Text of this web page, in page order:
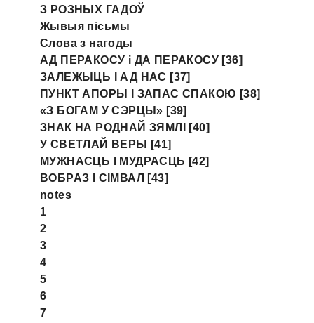
З РОЗНЫХ ГАДОЎ
Жывыя пісьмы
Слова з нагоды
АД ПЕРАКОСУ i ДА ПЕРАКОСУ [36]
ЗАЛЕЖЫЦЬ I АД НАС [37]
ПУНКТ АПОРЫ I ЗАПАС СПАКОЮ [38]
«З БОГАМ У СЭРЦЫ» [39]
ЗНАК НА РОДНАЙ ЗЯМЛІ [40]
У СВЕТЛАЙ ВЕРЫ [41]
МУЖНАСЦЬ I МУДРАСЦЬ [42]
ВОБРАЗ I СІМВАЛ [43]
notes
1
2
3
4
5
6
7